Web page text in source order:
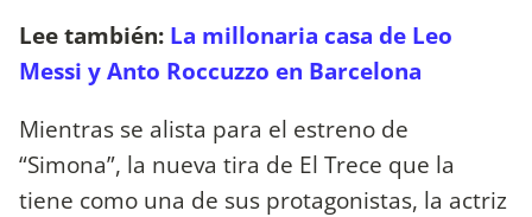
Lee también: La millonaria casa de Leo
Messi y Anto Roccuzzo en Barcelona
Mientras se alista para el estreno de
“Simona”, la nueva tira de El Trece que la
tiene como una de sus protagonistas, la actriz